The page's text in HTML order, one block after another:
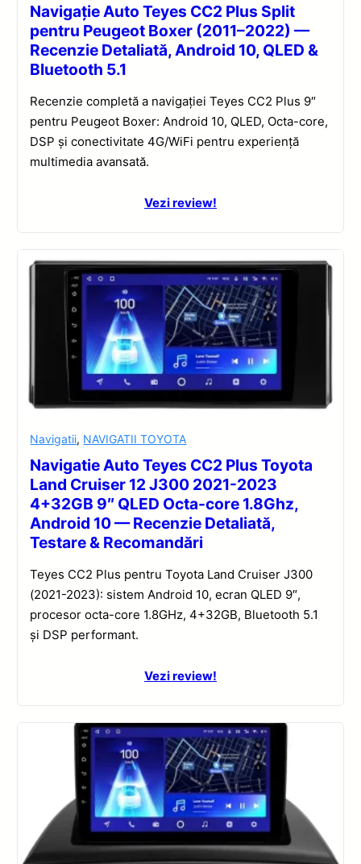
Navigație Auto Teyes CC2 Plus Split
pentru Peugeot Boxer (2011–2022) —
Recenzie Detaliată, Android 10, QLED &
Bluetooth 5.1
Recenzie completă a navigației Teyes CC2 Plus 9″
pentru Peugeot Boxer: Android 10, QLED, Octa-core,
DSP și conectivitate 4G/WiFi pentru experiență
multimedia avansată.
Vezi review!
Navigatii, NAVIGATII TOYOTA
Navigatie Auto Teyes CC2 Plus Toyota
Land Cruiser 12 J300 2021-2023
4+32GB 9″ QLED Octa-core 1.8Ghz,
Android 10 — Recenzie Detaliată,
Testare & Recomandări
Teyes CC2 Plus pentru Toyota Land Cruiser J300
(2021-2023): sistem Android 10, ecran QLED 9″,
procesor octa-core 1.8GHz, 4+32GB, Bluetooth 5.1
și DSP performant.
Vezi review!